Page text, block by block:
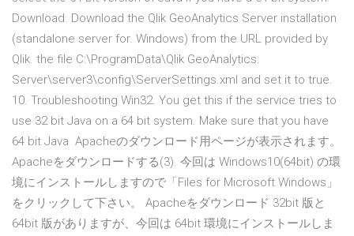
Download. Download the Qlik GeoAnalytics Server installation
(standalone server for. Windows) from the URL provided by
Qlik. the file C:\ProgramData\Qlik GeoAnalytics.
Server\server3\config\ServerSettings.xml and set it to true.
10. Troubleshooting Win32. You get this if the service tries to
use 32 bit Java on a 64 bit system. Make sure that you have
64 bit Java Apacheのダウンロード用ページが表示されます。
Apacheをダウンロードする(3). 今回は Windows10(64bit) の環
境にインストールしますので「Files for Microsoft Windows」
をクリックして下さい。 Apacheをダウンロード 32bit 版と
64bit 版がありますが、今回は 64bit 環境にインストールしま